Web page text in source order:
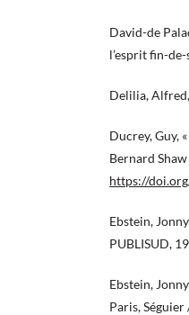
David-de
l’esprit fin-
Delilia,
Ducrey, Guy,
Bernard
https://
Ebstein,
PUBLISUD,
Ebstein,
Paris,